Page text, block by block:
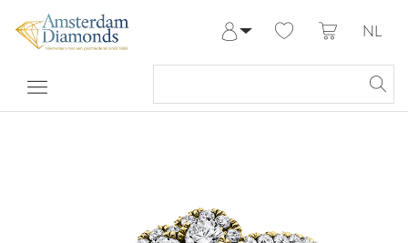
Mijn Account
NL